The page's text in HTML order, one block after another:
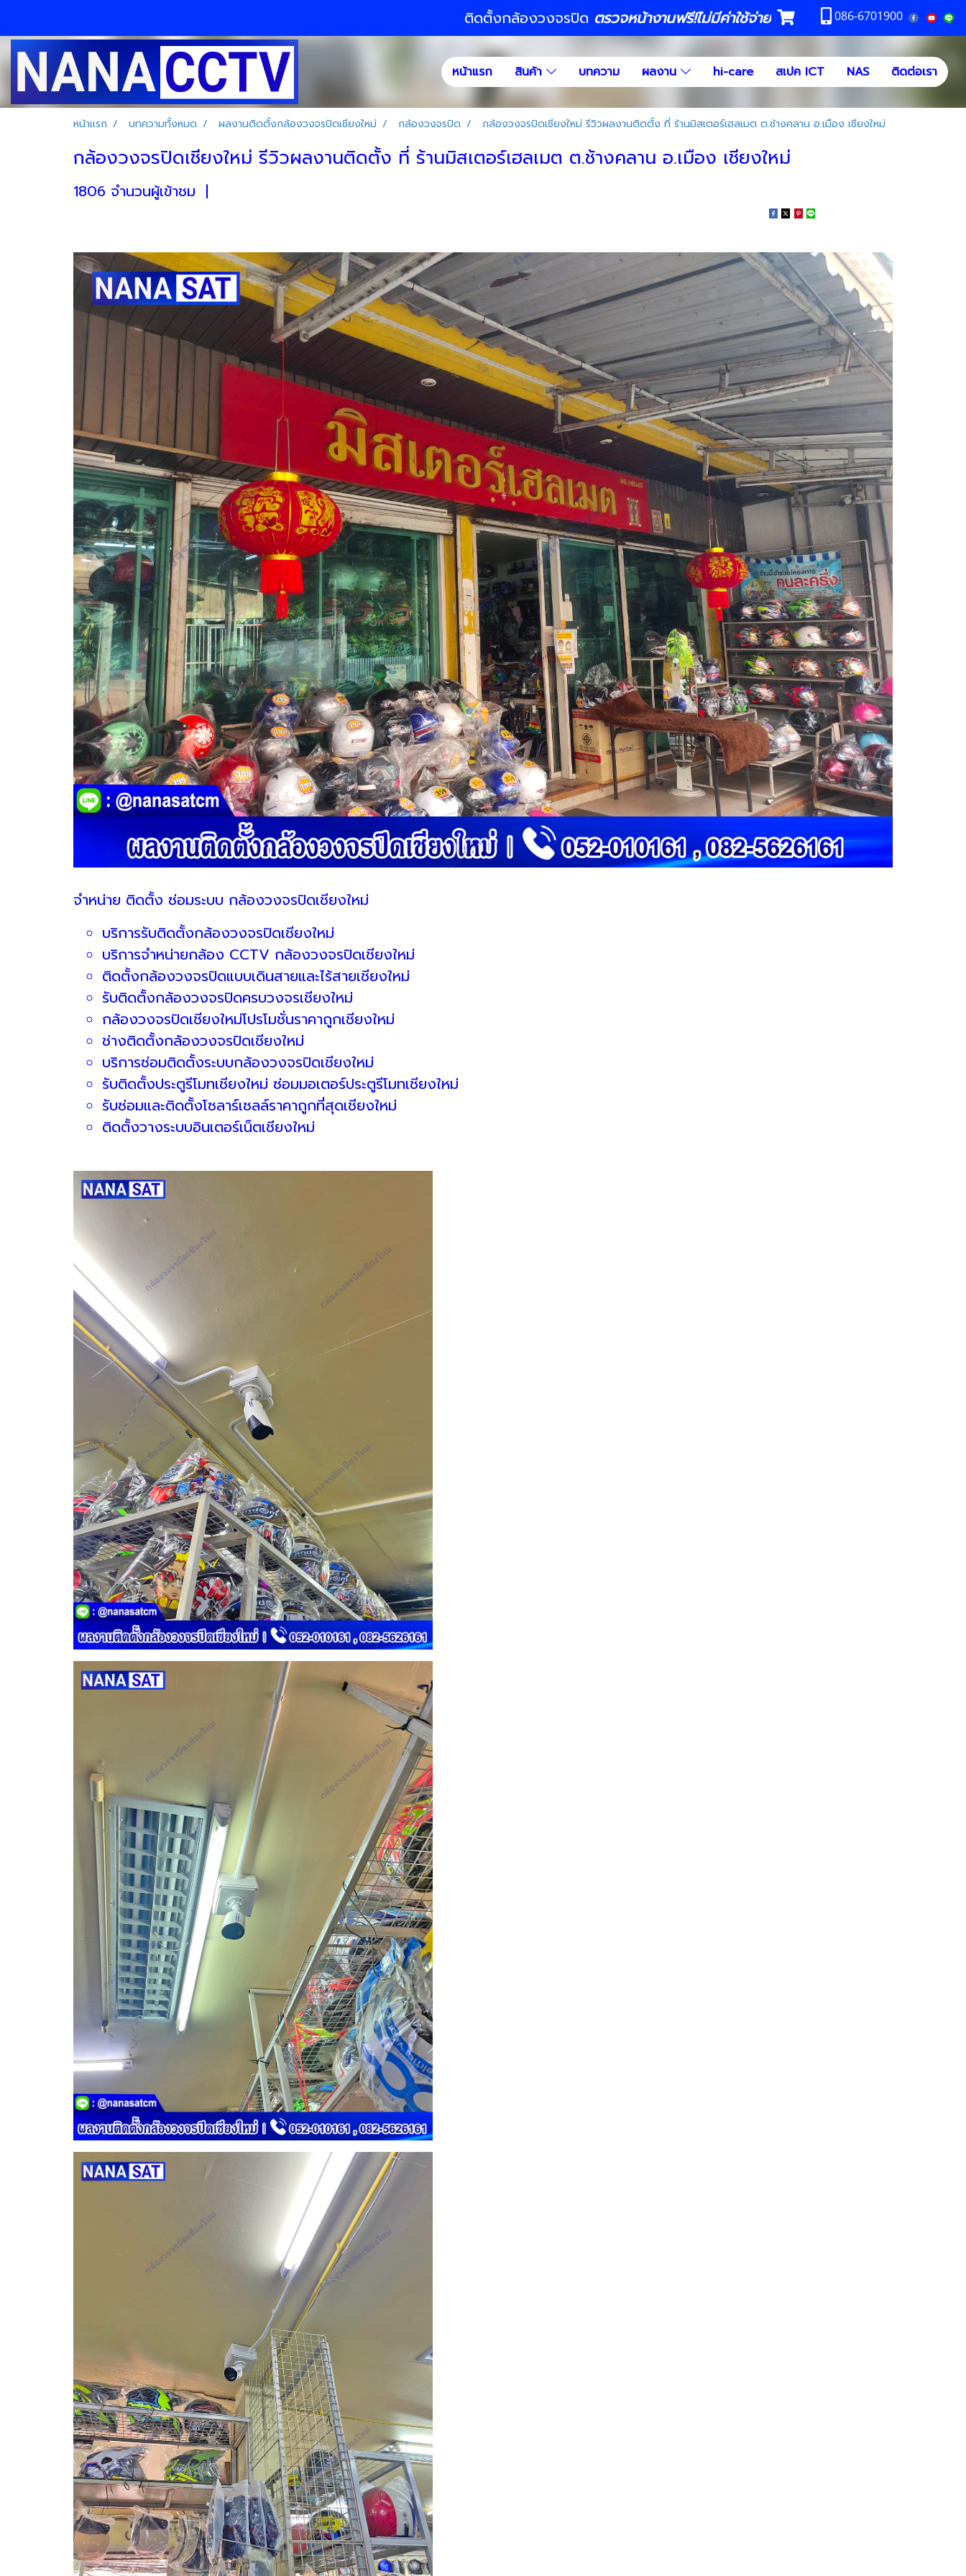
ติดตั้งกล้องวงจรปิด ตรวจหน้างานฟรี!ไม่มีค่าใช้จ่าย 086-6701900
หน้าแรก สินค้า บทความ ผลงาน hi-care สเปค ICT NAS ติดต่อเรา
หน้าแรก บทความทั้งหมด ผลงานติดตั้งกล้องวงจรปิดเชียงใหม่ กล้องวงจรปิด กล้องวงจรปิดเชียงใหม่ รีวิวผลงานติดตั้ง ที่ ร้านมิสเตอร์เฮลเมต ต.ช้างคลาน อ.เมือง เชียงใหม่
กล้องวงจรปิดเชียงใหม่ รีวิวผลงานติดตั้ง ที่ ร้านมิสเตอร์เฮลเมต ต.ช้างคลาน อ.เมือง เชียงใหม่
1806 จำนวนผู้เข้าชม |
จำหน่าย ติดตั้ง ซ่อมระบบ กล้องวงจรปิดเชียงใหม่
บริการรับติดตั้งกล้องวงจรปิดเชียงใหม่
บริการจำหน่ายกล้อง CCTV กล้องวงจรปิดเชียงใหม่
ติดตั้งกล้องวงจรปิดแบบเดินสายและไร้สายเชียงใหม่
รับติดตั้งกล้องวงจรปิดครบวงจรเชียงใหม่
กล้องวงจรปิดเชียงใหม่โปรโมชั่นราคาถูกเชียงใหม่
ช่างติดตั้งกล้องวงจรปิดเชียงใหม่
บริการซ่อมติดตั้งระบบกล้องวงจรปิดเชียงใหม่
รับติดตั้งประตูรีโมทเชียงใหม่ ซ่อมมอเตอร์ประตูรีโมทเชียงใหม่
รับซ่อมและติดตั้งโซลาร์เซลล์ราคาถูกที่สุดเชียงใหม่
ติดตั้งวางระบบอินเตอร์เน็ตเชียงใหม่